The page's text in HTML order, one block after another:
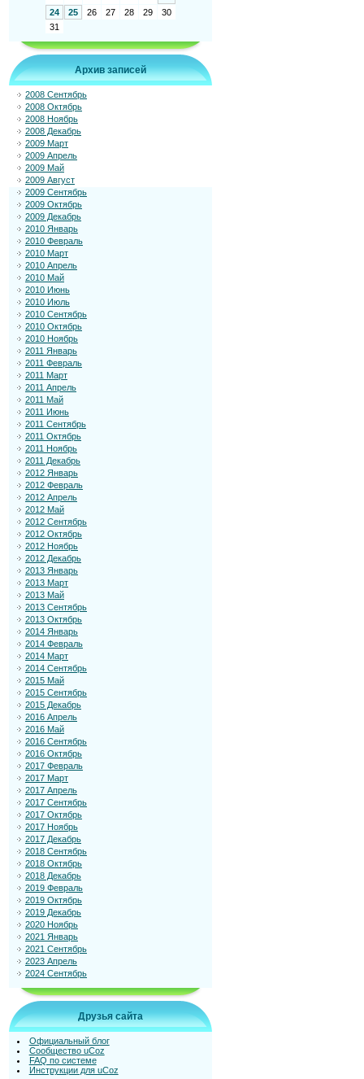
24
25 26 27 28 29
30
31
Архив записей
2008 Сентябрь
2008 Октябрь
2008 Ноябрь
2008 Декабрь
2009 Март
2009 Апрель
2009 Май
2009 Август
2009 Сентябрь
2009 Октябрь
2009 Декабрь
2010 Январь
2010 Февраль
2010 Март
2010 Апрель
2010 Май
2010 Июнь
2010 Июль
2010 Сентябрь
2010 Октябрь
2010 Ноябрь
2011 Январь
2011 Февраль
2011 Март
2011 Апрель
2011 Май
2011 Июнь
2011 Сентябрь
2011 Октябрь
2011 Ноябрь
2011 Декабрь
2012 Январь
2012 Февраль
2012 Апрель
2012 Май
2012 Сентябрь
2012 Октябрь
2012 Ноябрь
2012 Декабрь
2013 Январь
2013 Март
2013 Май
2013 Сентябрь
2013 Октябрь
2014 Январь
2014 Февраль
2014 Март
2014 Сентябрь
2015 Май
2015 Сентябрь
2015 Декабрь
2016 Апрель
2016 Май
2016 Сентябрь
2016 Октябрь
2017 Февраль
2017 Март
2017 Апрель
2017 Сентябрь
2017 Октябрь
2017 Ноябрь
2017 Декабрь
2018 Сентябрь
2018 Октябрь
2018 Декабрь
2019 Февраль
2019 Октябрь
2019 Декабрь
2020 Ноябрь
2021 Январь
2021 Сентябрь
2023 Апрель
2024 Сентябрь
Друзья сайта
Официальный блог
Сообщество uCoz
FAQ по системе
Инструкции для uCoz